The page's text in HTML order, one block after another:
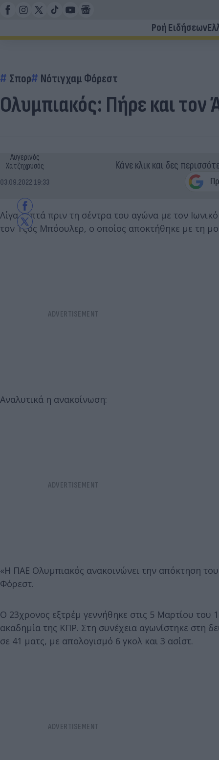
Ροή Ειδήσεων
Σπορ Νότιγχαμ Φόρεστ
Ολυμπιακός: Πήρε και
Αυγερινός
Χατζηχρυσός
03.09.2022 19:33
Κάνε κλικ και δες
Λίγα λεπτά πριν τη σέντρα του αγώνα με τον
τον Τζος Μπόουλερ, ο οποίος αποκτήθηκε με τη
Αναλυτικά η ανακοίνωση:
«Η ΠΑΕ Ολυμπιακός ανακοινώνει την απόκτηση
Φόρεστ.
Ο 23χρονος εξτρέμ γεννήθηκε στις 5 Μαρτίου του
ακαδημία της ΚΠΡ. Στη συνέχεια αγωνίστηκε στη
σε 41 ματς, με απολογισμό 6 γκολ και 3 ασίστ.